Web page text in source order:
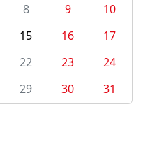
8 9
10
15 16
17
22 23
24
29 30 31